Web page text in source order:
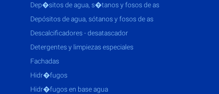
dep�sitos de agua, s�tanos y fosos de as
depósitos de agua, sótanos y fosos de as
descalcificadores - desatascador
detergentes y limpiezas especiales
fachadas
hidr�fugos
hidr�fugos en base agua